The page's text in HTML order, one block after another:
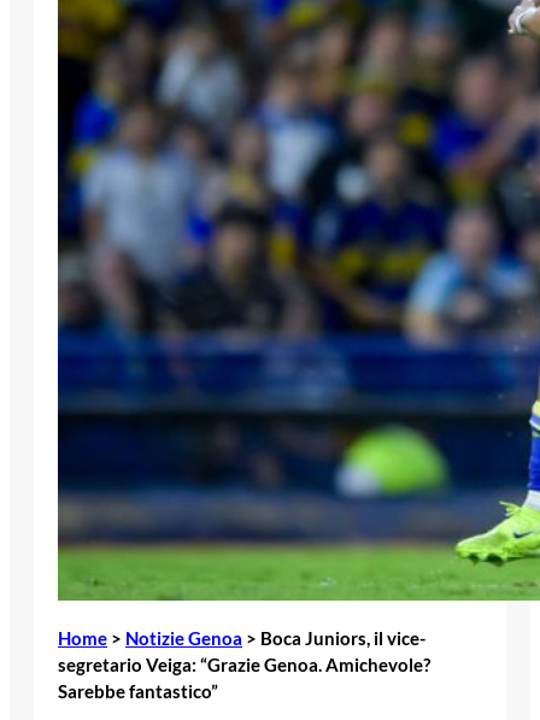
Home > Notizie Genoa > Boca Juniors, il vice-
segretario Veiga: “Grazie Genoa. Amichevole?
Sarebbe fantastico”